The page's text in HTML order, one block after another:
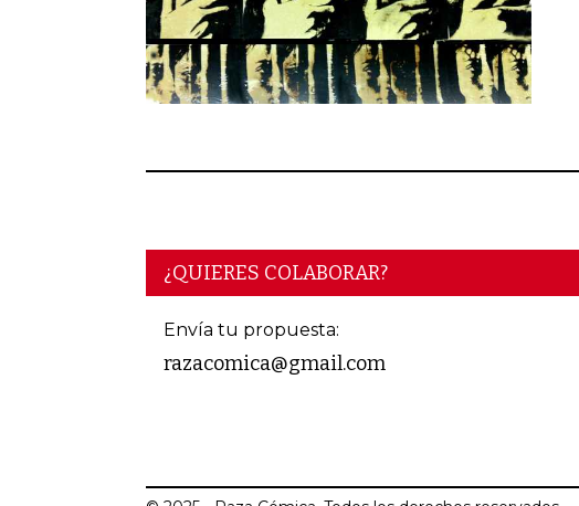
¿QUIERES COLABORAR?
Envía tu propuesta:
razacomica@gmail.com